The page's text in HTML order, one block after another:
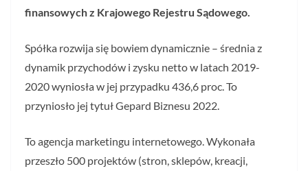
finansowych z Krajowego Rejestru Sądowego.
Spółka rozwija się bowiem dynamicznie – średnia z
dynamik przychodów i zysku netto w latach 2019-
2020 wyniosła w jej przypadku 436,6 proc. To
przyniosło jej tytuł Gepard Biznesu 2022.
To agencja marketingu internetowego. Wykonała
przeszło 500 projektów (stron, sklepów, kreacji,